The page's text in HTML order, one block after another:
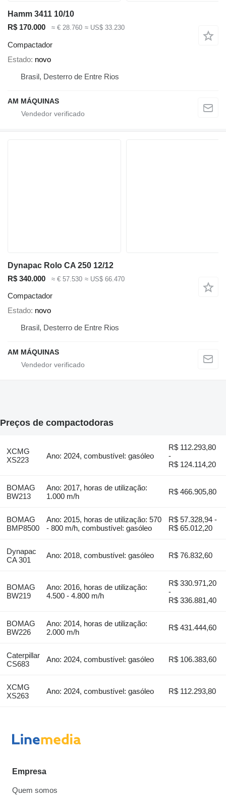
Hamm 3411 10/10
R$ 170.000
≈ € 28.760 ≈ US$ 33.230
Compactador
Estado novo
Brasil, Desterro de Entre Rios
AM MÁQUINAS
Dynapac Rolo CA 250 12/12
R$ 340.000
≈ € 57.530 ≈ US$ 66.470
Compactador
Estado novo
Brasil, Desterro de Entre Rios
AM MÁQUINAS
Preços de compactodoras
XCMG
XS223
Ano: 2024, combustível: gasóleo
R$ 112.293,80
-
R$ 124.114,20
BOMAG
BW213
Ano: 2017, horas de utilização:
1.000 m/h
R$ 466.905,80
BOMAG
BMP8500
Ano: 2015, horas de utilização: 570
- 800 m/h, combustível: gasóleo
R$ 57.328,94 -
R$ 65.012,20
Dynapac
CA 301
Ano: 2018, combustível: gasóleo R$ 76.832,60
BOMAG
BW219
Ano: 2016, horas de utilização:
4.500 - 4.800 m/h
R$ 330.971,20
-
R$ 336.881,40
BOMAG
BW226
Ano: 2014, horas de utilização:
2.000 m/h
R$ 431.444,60
Caterpillar
CS683
Ano: 2024, combustível: gasóleo R$ 106.383,60
XCMG
XS263
Ano: 2024, combustível: gasóleo R$ 112.293,80
Empresa
Quem somos